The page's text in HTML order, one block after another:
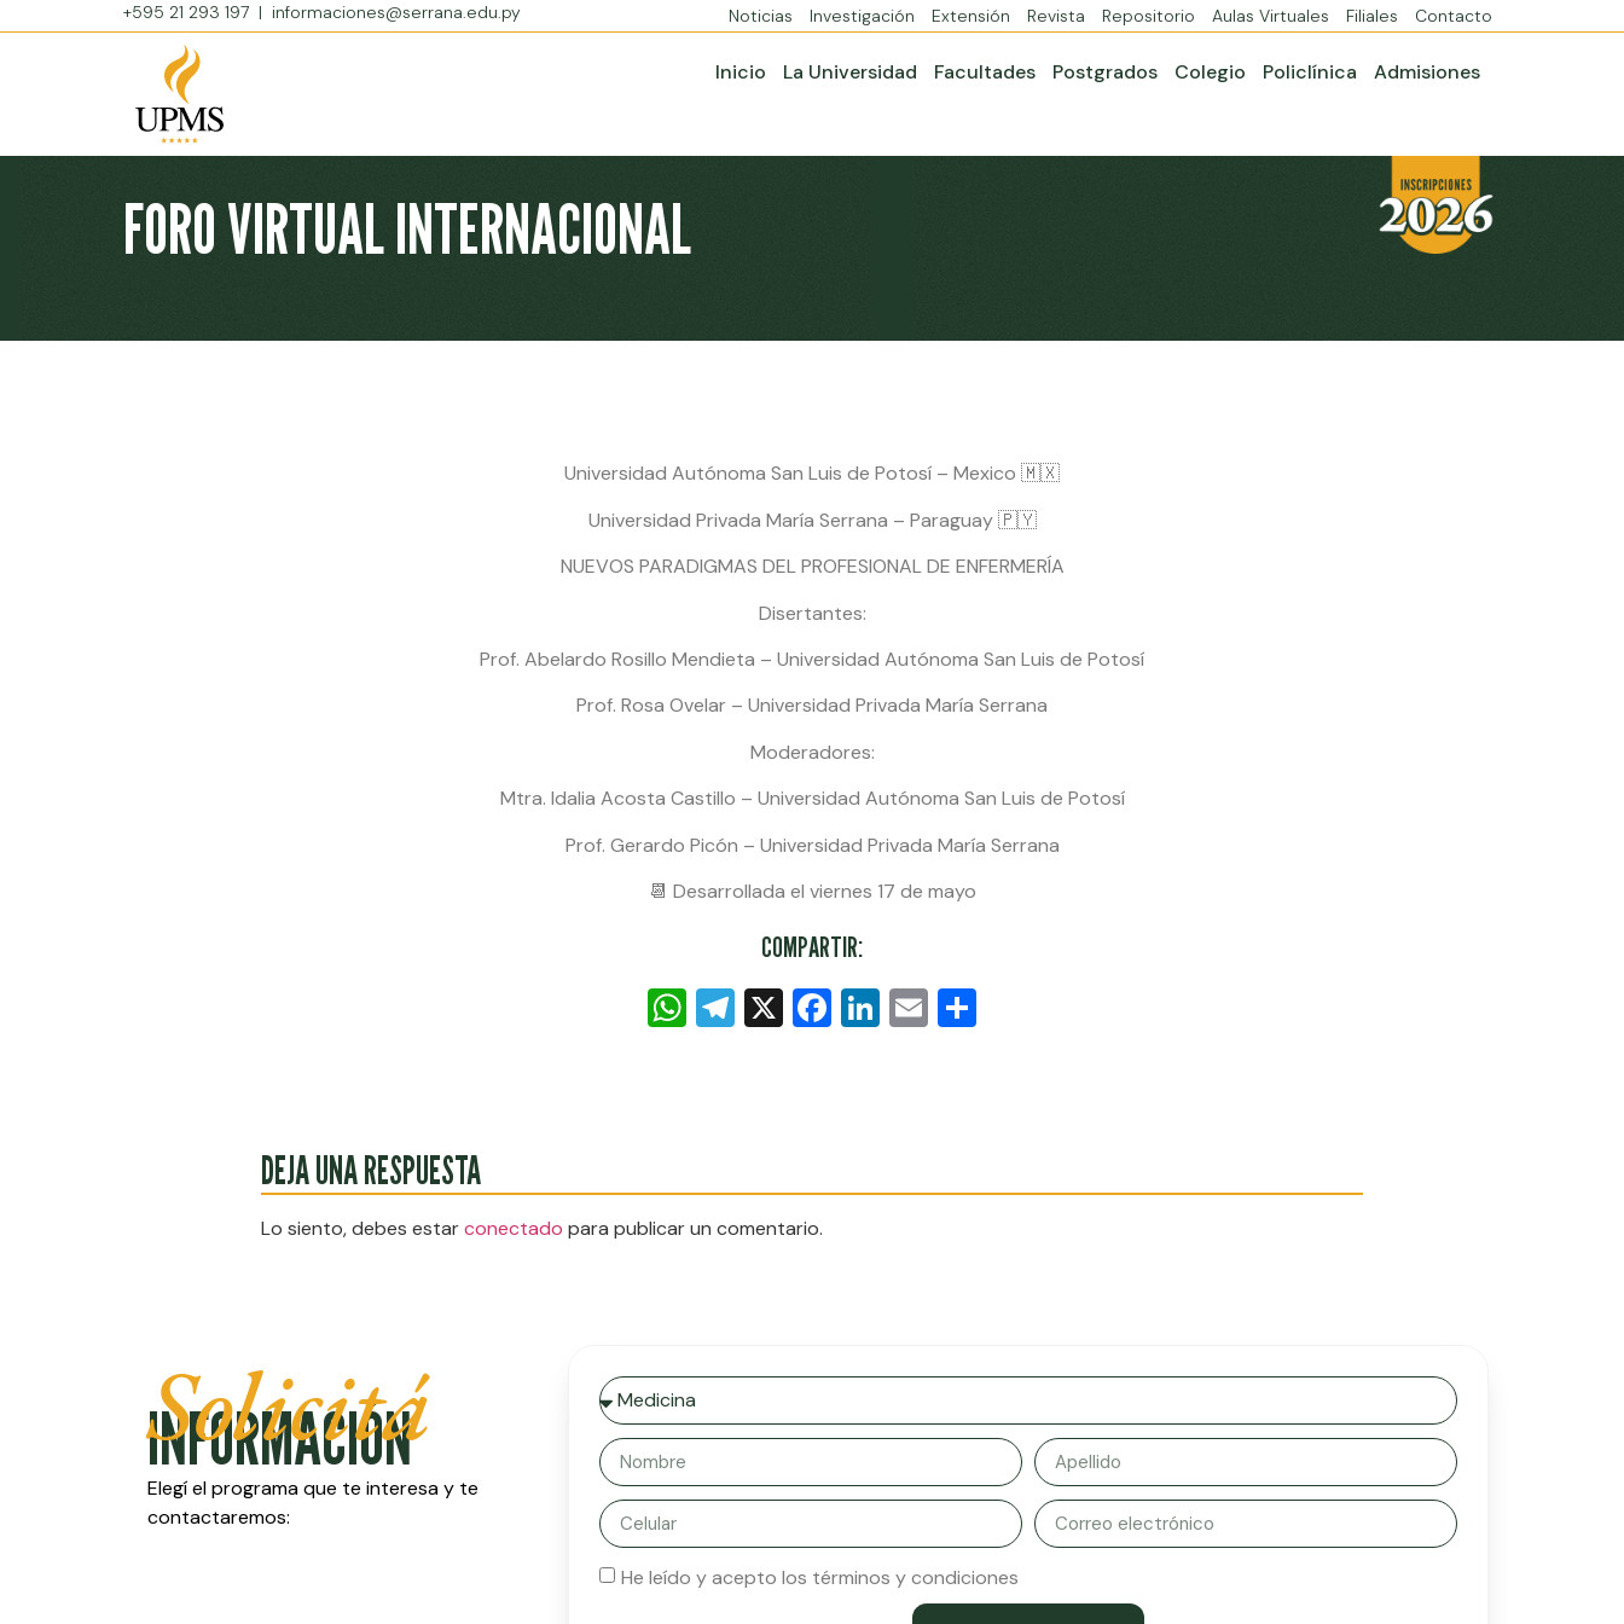
+595 21 293 197 | informaciones@serrana.edu.py Noticias Investigación Extensión Revista Repositorio Aulas Virtuales Filiales Contacto
Inicio La Universidad Facultades Postgrados Colegio Policlínica Admisiones
FORO VIRTUAL INTERNACIONAL
Universidad Autónoma San Luis de Potosí – Mexico 🇲🇽
Universidad Privada María Serrana – Paraguay 🇵🇾
NUEVOS PARADIGMAS DEL PROFESIONAL DE ENFERMERÍA
Disertantes:
Prof. Abelardo Rosillo Mendieta – Universidad Autónoma San Luis de Potosí
Prof. Rosa Ovelar – Universidad Privada María Serrana
Moderadores:
Mtra. Idalia Acosta Castillo – Universidad Autónoma San Luis de Potosí
Prof. Gerardo Picón – Universidad Privada María Serrana
📆 Desarrollada el viernes 17 de mayo
COMPARTIR:
WhatsApp
Telegram
X Facebook
LinkedIn
Email
DEJA UNA RESPUESTA
Lo siento, debes estarconectado para publicar un comentario.
Solicitá
INFORMACIÓN
Elegí el programa que te interesa y te
contactaremos:
He leído y acepto los términos y condiciones